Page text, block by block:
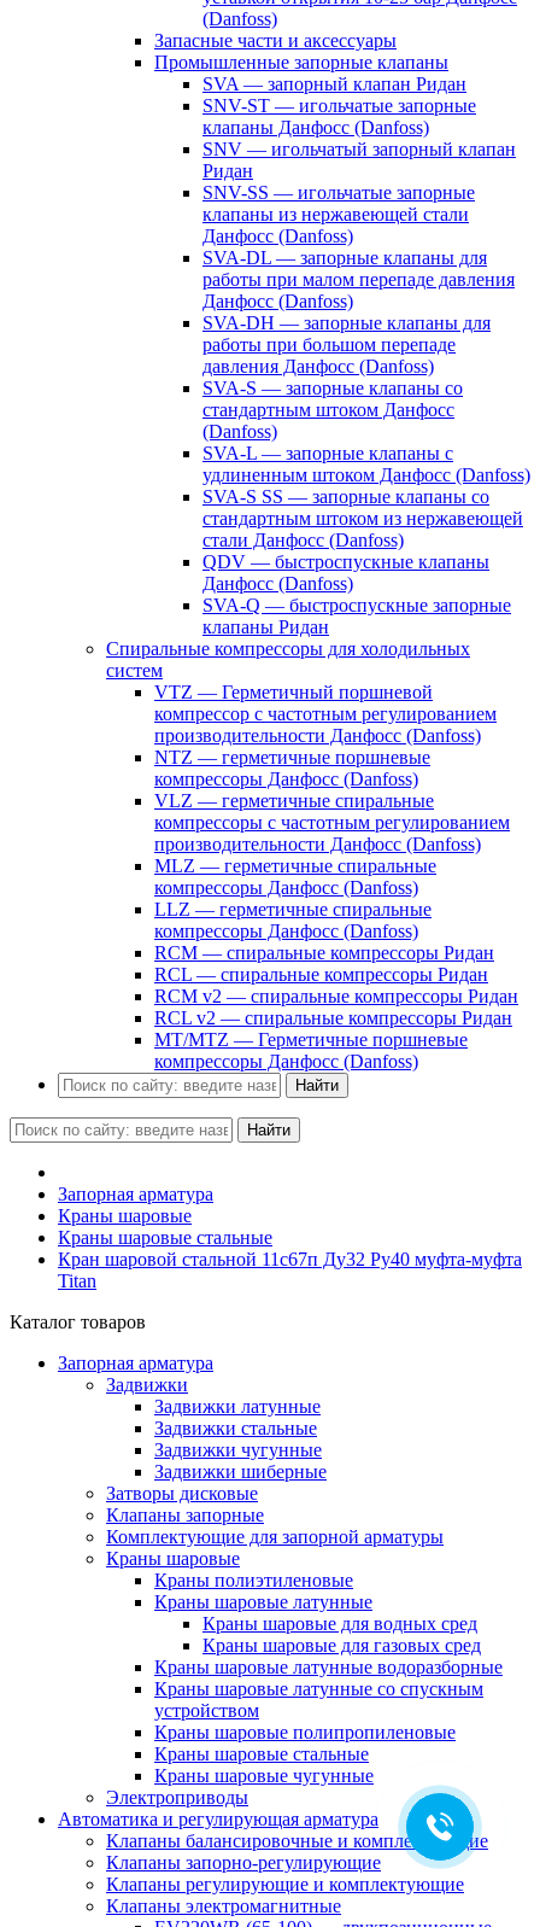
(Danfoss)
Запасные части и аксессуары
Промышленные запорные клапаны
SVA — запорный клапан Ридан
SNV-ST — игольчатые запорные
клапаны Данфосс (Danfoss)
SNV — игольчатый запорный клапан
Ридан
SNV-SS — игольчатые запорные
клапаны из нержавеющей стали
Данфосс (Danfoss)
SVA-DL — запорные клапаны для
работы при малом перепаде давления
Данфосс (Danfoss)
SVA-DH — запорные клапаны для
работы при большом перепаде
давления Данфосс (Danfoss)
SVA-S — запорные клапаны со
стандартным штоком Данфосс
(Danfoss)
SVA-L — запорные клапаны с
удлиненным штоком Данфосс (Danfoss)
SVA-S SS — запорные клапаны со
стандартным штоком из нержавеющей
стали Данфосс (Danfoss)
QDV — быстроспускные клапаны
Данфосс (Danfoss)
SVA-Q — быстроспускные запорные
клапаны Ридан
Спиральные компрессоры для холодильных
систем
VTZ — Герметичный поршневой
компрессор с частотным регулированием
производительности Данфосс (Danfoss)
NTZ — герметичные поршневые
компрессоры Данфосс (Danfoss)
VLZ — герметичные спиральные
компрессоры с частотным регулированием
производительности Данфосс (Danfoss)
MLZ — герметичные спиральные
компрессоры Данфосс (Danfoss)
LLZ — герметичные спиральные
компрессоры Данфосс (Danfoss)
RCM — спиральные компрессоры Ридан
RCL — спиральные компрессоры Ридан
RCM v2 — спиральные компрессоры Ридан
RCL v2 — спиральные компрессоры Ридан
MT/MTZ — Герметичные поршневые
компрессоры Данфосс (Danfoss)
Найти
Найти
Запорная арматура
Краны шаровые
Краны шаровые стальные
Кран шаровой стальной 11с67п Ду32 Ру40 муфта-муфта
Titan
Каталог товаров
Запорная арматура
Задвижки
Задвижки латунные
Задвижки стальные
Задвижки чугунные
Задвижки шиберные
Затворы дисковые
Клапаны запорные
Комплектующие для запорной арматуры
Краны шаровые
Краны полиэтиленовые
Краны шаровые латунные
Краны шаровые для водных сред
Краны шаровые для газовых сред
Краны шаровые латунные водоразборные
Краны шаровые латунные со спускным
устройством
Краны шаровые полипропиленовые
Краны шаровые стальные
Краны шаровые чугунные
Электроприводы
Автоматика и регулирующая арматура
Клапаны балансировочные и комплектующие
Клапаны запорно-регулирующие
Клапаны регулирующие и комплектующие
Клапаны электромагнитные